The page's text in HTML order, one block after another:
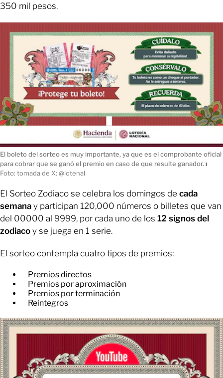
350 mil pesos.
El boleto del sorteo es muy importante, ya que es el comprobante oficial
para cobrar que se ganó el premio en caso de que resulte ganador. ı
Foto: tomada de X: @lotenal
El Sorteo Zodiaco se celebra los domingos de cada
semana y participan 120,000 números o billetes que van
del 00000 al 9999, por cada uno de los 12 signos del
zodiaco y se juega en 1 serie.
El sorteo contempla cuatro tipos de premios:
Premios directos
Premios por aproximación
Premios por terminación
Reintegros